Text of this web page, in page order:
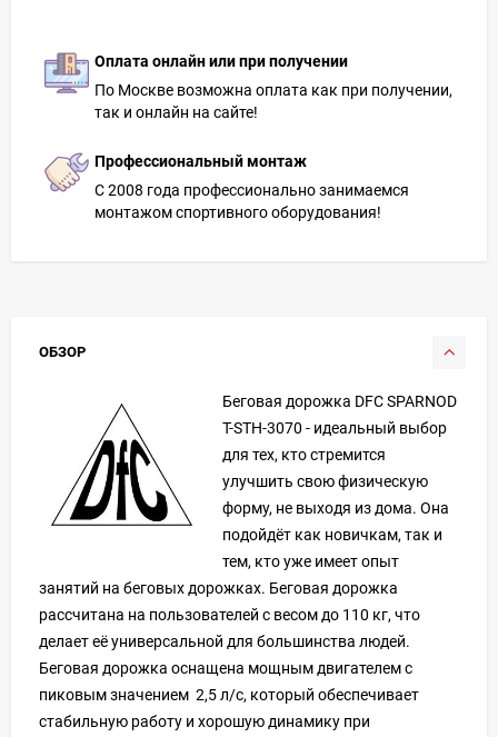
Оплата онлайн или при получении
По Москве возможна оплата как при получении,
так и онлайн на сайте!
Профессиональный монтаж
С 2008 года профессионально занимаемся
монтажом спортивного оборудования!
ОБЗОР
Беговая дорожка DFC SPARNOD
T-STH-3070 - идеальный выбор
для тех, кто стремится
улучшить свою физическую
форму, не выходя из дома. Она
подойдёт как новичкам, так и
тем, кто уже имеет опыт
занятий на беговых дорожках. Беговая дорожка
рассчитана на пользователей с весом до 110 кг, что
делает её универсальной для большинства людей.
Беговая дорожка оснащена мощным двигателем с
пиковым значением 2,5 л/с, который обеспечивает
стабильную работу и хорошую динамику при